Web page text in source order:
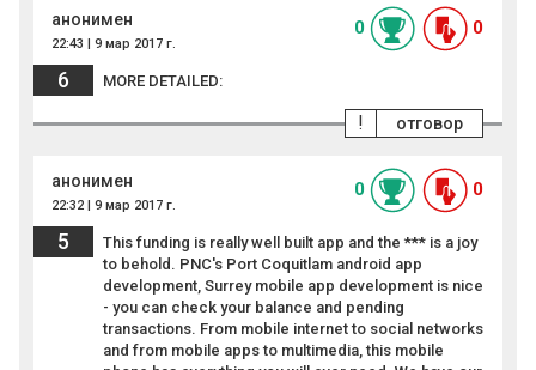
анонимен
22:43 | 9 мар 2017 г.
0 0
6 MORE DETAILED:
отговор
!
анонимен
22:32 | 9 мар 2017 г.
0 0
5
This funding is really well built app and the *** is a joy
to behold. PNC's Port Coquitlam android app
development, Surrey mobile app development is nice
- you can check your balance and pending
transactions. From mobile internet to social networks
and from mobile apps to multimedia, this mobile